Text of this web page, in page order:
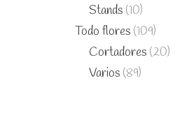
Stands (10)
Todo flores (109)
Cortadores (20)
Varios (89)